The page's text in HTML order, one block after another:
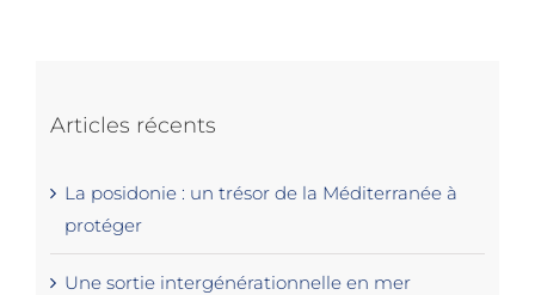
Articles récents
La posidonie : un trésor de la Méditerranée à
protéger
Une sortie intergénérationnelle en mer